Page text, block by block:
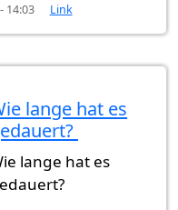
14:03 Link
.2019…von
lange hat es
lange hat es